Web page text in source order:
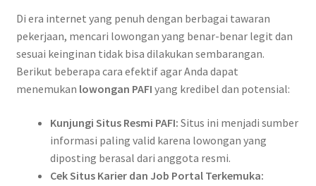
Di era internet yang penuh dengan berbagai tawaran
pekerjaan, mencari lowongan yang benar-benar legit dan
sesuai keinginan tidak bisa dilakukan sembarangan.
Berikut beberapa cara efektif agar Anda dapat
menemukan lowongan PAFI yang kredibel dan potensial:
Kunjungi Situs Resmi PAFI: Situs ini menjadi sumber
informasi paling valid karena lowongan yang
diposting berasal dari anggota resmi.
Cek Situs Karier dan Job Portal Terkemuka: